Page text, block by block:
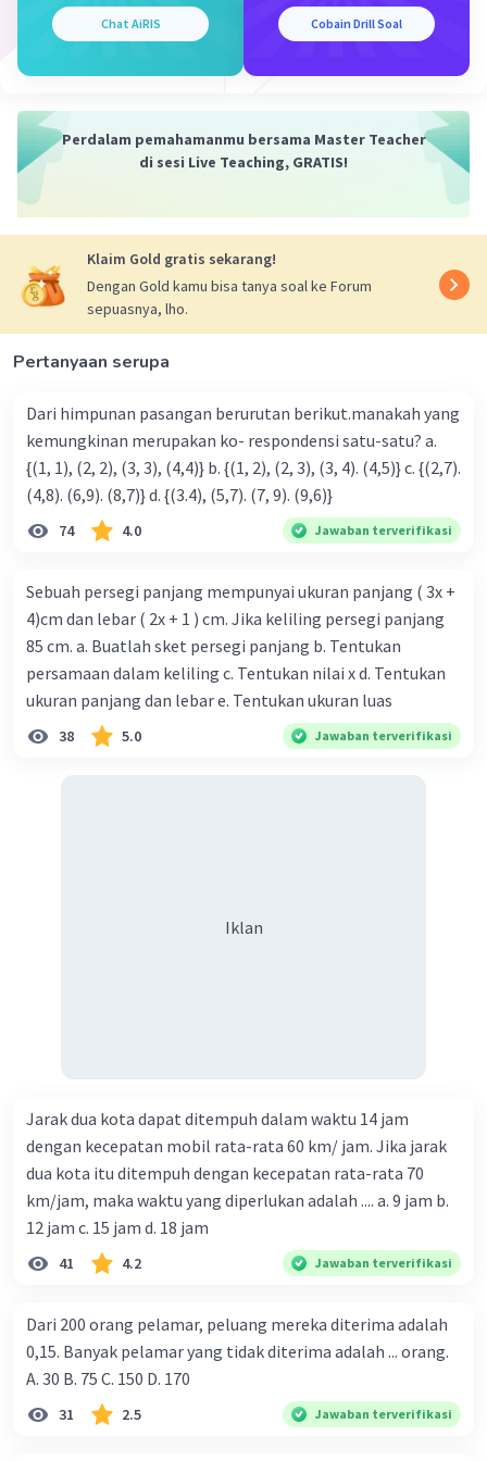
dengan pasti. Oleh karena itu, jawaban yang tepat
adalah bahwa skala peta tidak dapat ditentukan hanya
Iklan
Gold Level 87
Untuk menentukan skala peta, kita perlu mengetahui
memiliki panjang sekitar 3.930 km dan lebar sekitar
5.000 km.
Penjelasan:
1. Pertama, kita ubah ukuran sebenarnya dari km ke cm.
adalah 3.930.000 cm dan lebar Eropa adalah 5.000.000
cm.
2. Kedua, kita hitung skala peta. Skala peta adalah rasio
antara jarak pada peta dengan jarak sebenarnya. Jadi,
skala peta untuk panjang adalah 28,2 cm : 3.930.000 cm
dan skala peta untuk lebar adalah 40,5 cm : 5.000.000 cm.
Jadi, skala peta benua Eropa yang digambar di kertas
A3 dengan ukuran 28,2 cm × 40,5 cm adalah sekitar 1 :
139.361 untuk panjang dan 1 : 123.457 untuk lebar.
Semoga penjelasan ini membantu kamu 🙂
Beri Rating ·0.0(0 Balas
Chat AiRIS Cobain Drill Soal
Perdalam pemahamanmu bersama Master Teacher
di sesi Live Teaching, GRATIS!
Klaim Gold gratis sekarang!
Dengan Gold kamu bisa tanya soal ke Forum
sepuasnya, lho.
Pertanyaan serupa
Dari himpunan pasangan berurutan berikut.manakah yang
kemungkinan merupakan ko- respondensi satu-satu? a.
{(1, 1), (2, 2), (3, 3), (4,4)} b. {(1, 2), (2, 3), (3, 4). (4,5)} c. {(2,7).
(4,8). (6,9). (8,7)} d. {(3.4), (5,7). (7, 9). (9,6)}
74 4.0 Jawaban terverifikasi
Sebuah persegi panjang mempunyai ukuran panjang ( 3x +
4)cm dan lebar ( 2x + 1 ) cm. Jika keliling persegi panjang
85 cm. a. Buatlah sket persegi panjang b. Tentukan
persamaan dalam keliling c. Tentukan nilai x d. Tentukan
ukuran panjang dan lebar e. Tentukan ukuran luas
38 5.0 Jawaban terverifikasi
Iklan
Jarak dua kota dapat ditempuh dalam waktu 14 jam
dengan kecepatan mobil rata-rata 60 km/ jam. Jika jarak
dua kota itu ditempuh dengan kecepatan rata-rata 70
km/jam, maka waktu yang diperlukan adalah .... a. 9 jam b.
12 jam c. 15 jam d. 18 jam
41 4.2 Jawaban terverifikasi
Dari 200 orang pelamar, peluang mereka diterima adalah
0,15. Banyak pelamar yang tidak diterima adalah ... orang.
A. 30 B. 75 C. 150 D. 170
31 2.5 Jawaban terverifikasi